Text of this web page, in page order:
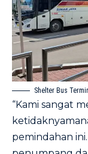
Shelter Bus
“Kami sangat
pemindahan